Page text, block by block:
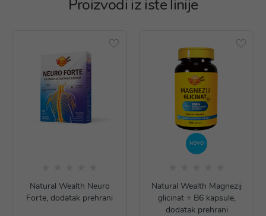
Proizvodi iz iste linije
Natural Wealth Neuro
Forte, dodatak prehrani
NOVO
Natural Wealth Magnezij
glicinat + B6 kapsule,
dodatak prehrani